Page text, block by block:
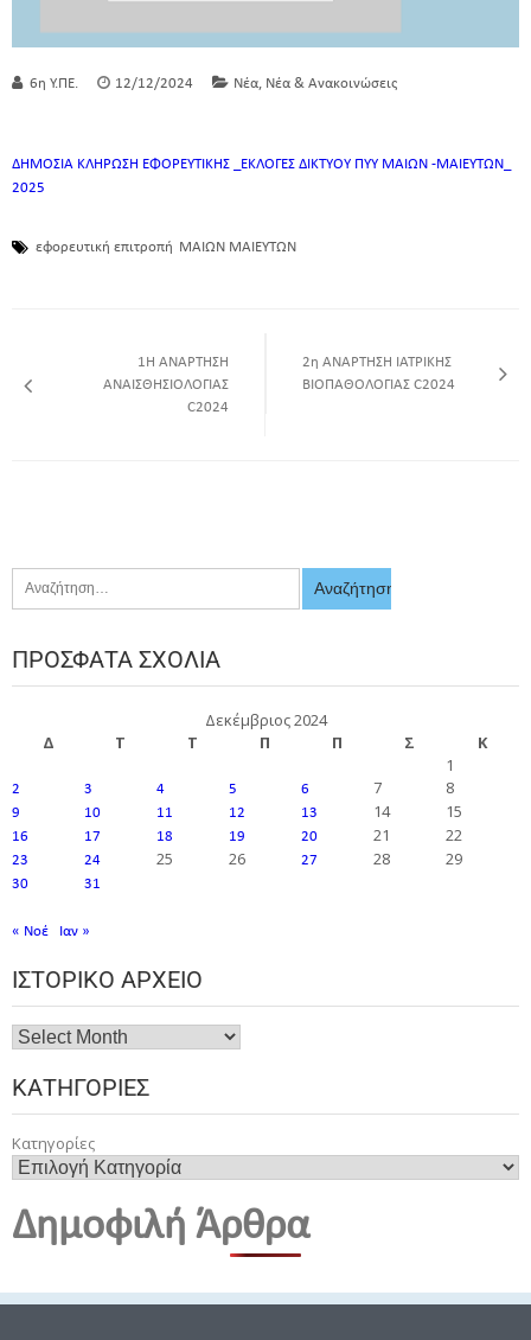
6η Υ.ΠΕ. 12/12/2024 Νέα, Νέα & Ανακοινώσεις
ΔΗΜΟΣΙΑ ΚΛΗΡΩΣΗ ΕΦΟΡΕΥΤΙΚΗΣ _ΕΚΛΟΓΕΣ ΔΙΚΤΥΟΥ ΠΥΥ ΜΑΙΩΝ -ΜΑΙΕΥΤΩΝ_
2025
εφορευτική επιτροπή ΜΑΙΩΝ ΜΑΙΕΥΤΩΝ
1Η ΑΝΑΡΤΗΣΗ
ΑΝΑΙΣΘΗΣΙΟΛΟΓΙΑΣ
C2024
2η ΑΝΑΡΤΗΣΗ ΙΑΤΡΙΚΗΣ
ΒΙΟΠΑΘΟΛΟΓΙΑΣ C2024
ΠΡΌΣΦΑΤΑ ΣΧΌΛΙΑ
Δεκέμβριος 2024
Δ
Τ Τ Π Π Σ
Κ
1
2 3 4 5 6 7 8
9 10 11 12 13 14 15
16 17 18 19 20 21 22
23 24 25 26 27 28 29
30 31
« Νοέ Ιαν »
ΙΣΤΟΡΙΚΌ ΑΡΧΕΊΟ
ΚΑΤΗΓΟΡΊΕΣ
Κατηγορίες
Δημοφιλή Άρθρα